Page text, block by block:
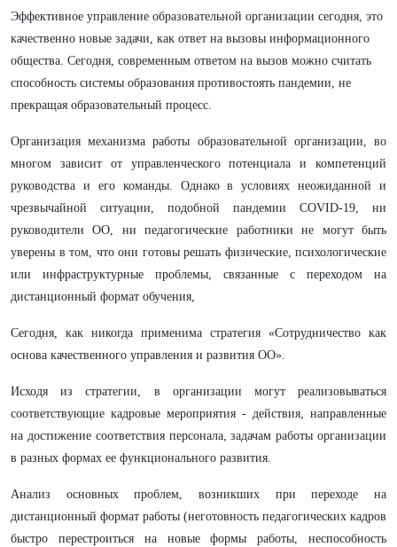
Эффективное управление образовательной организации сегодня, это
качественно новые задачи, как ответ на вызовы информационного
общества. Сегодня, современным ответом на вызов можно считать
способность системы образования противостоять пандемии, не
прекращая образовательный процесс.
Организация механизма работы образовательной организации, во
многом зависит от управленческого потенциала и компетенций
руководства и его команды. Однако в условиях неожиданной и
чрезвычайной ситуации, подобной пандемии COVID-19, ни
руководители ОО, ни педагогические работники не могут быть
уверены в том, что они готовы решать физические, психологические
или инфраструктурные проблемы, связанные с переходом на
дистанционный формат обучения,
Сегодня, как никогда применима стратегия «Сотрудничество как
основа качественного управления и развития ОО».
Исходя из стратегии, в организации могут реализовываться
соответствующие кадровые мероприятия - действия, направленные
на достижение соответствия персонала, задачам работы организации
в разных формах ее функционального развития.
Анализ основных проблем, возникших при переходе на
дистанционный формат работы (неготовность педагогических кадров
быстро перестроиться на новые формы работы, неспособность